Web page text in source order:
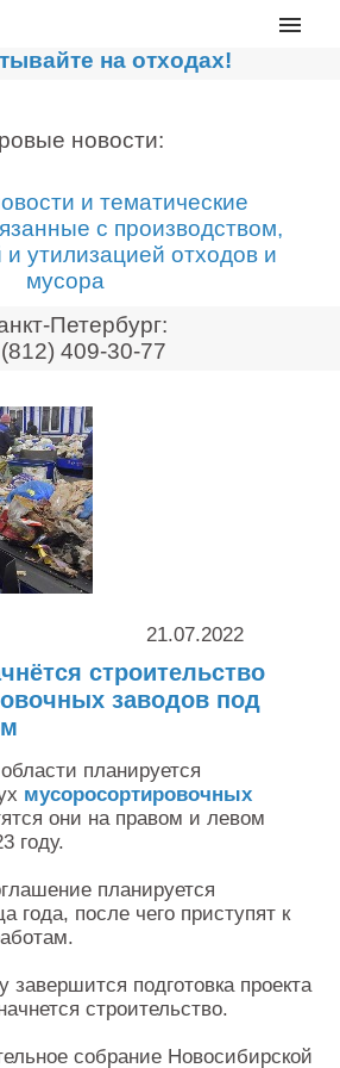
линии
оборудование
контейнеры
проекты
компании
новости
заявку
на отходах!
новости:
и тематические
с производством,
и утилизацией отходов и
мусора
Петербург:
409-30-77
21.07.2022
строительство
заводов под
планируется
мусоросортировочных
они на правом и левом
году.
планируется
года, после чего приступят к
подготовка проекта
строительство.
собрание Новосибирской